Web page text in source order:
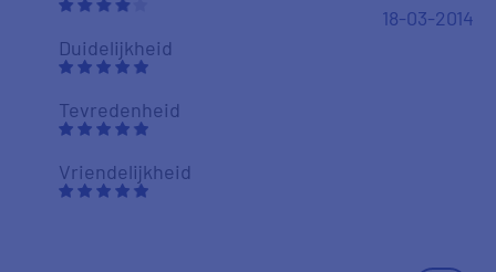
Duidelijkheid
Tevredenheid
Vriendelijkheid
18-03-2014